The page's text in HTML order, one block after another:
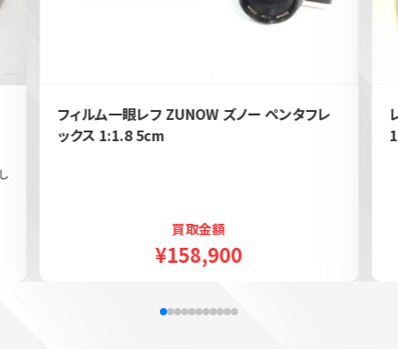
フィルム一眼レフ ZUNOW ズノー ペンタフレ
ックス 1:1.8 5cm
買取金額
¥158,900